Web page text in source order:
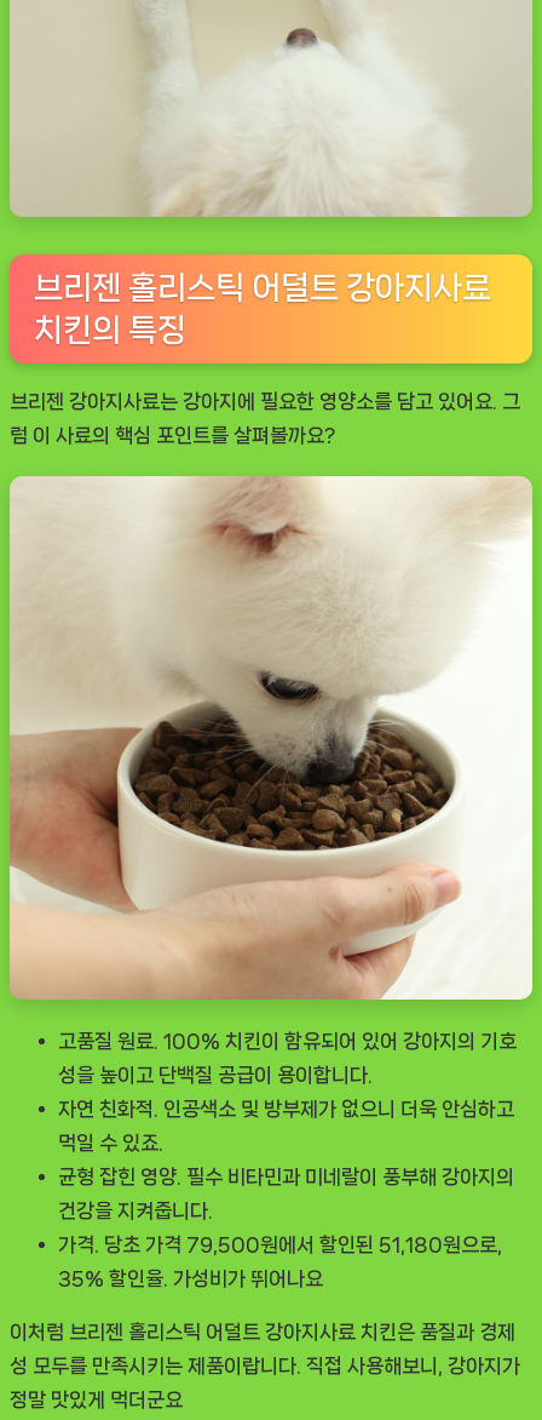
브리젠 홀리스틱 어덜트 강아지사료
치킨의 특징
브리젠 강아지사료는 강아지에 필요한 영양소를 담고 있어요. 그
럼 이 사료의 핵심 포인트를 살펴볼까요?
고품질 원료. 100% 치킨이 함유되어 있어 강아지의 기호
성을 높이고 단백질 공급이 용이합니다.
자연 친화적.
인공색소 및 방부제가 없으니 더욱 안심하고
먹일 수 있죠.
균형 잡힌 영양. 필수 비타민과 미네랄이 풍부해 강아지의
건강을 지켜줍니다.
가격. 당초 가격 79,500원에서 할인된 51,180원으로,
35% 할인율. 가성비가 뛰어나요
이처럼 브리젠 홀리스틱 어덜트 강아지사료 치킨은 품질과 경제
성 모두를 만족시키는 제품이랍니다. 직접 사용해보니, 강아지가
정말 맛있게 먹더군요